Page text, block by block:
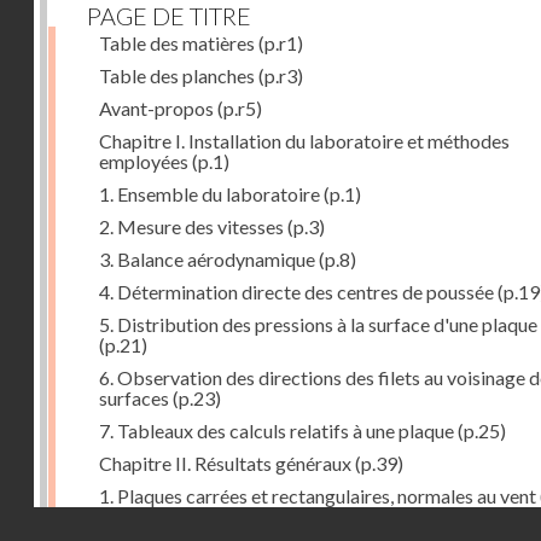
PAGE DE TITRE
Table des matières (p.r1)
Table des planches (p.r3)
Avant-propos (p.r5)
Chapitre I. Installation du laboratoire et méthodes
employées (p.1)
1. Ensemble du laboratoire(p.1)
2. Mesure des vitesses (p.3)
3. Balance aérodynamique(p.8)
4. Détermination directe des centres de poussée
5. Distribution des pressions à la surface d'une plaque
(p.21)
6. Observation des directions des filets au voisinage
surfaces (p.23)
7. Tableaux des calculs relatifs à une plaque(p.25)
Chapitre II. Résultats généraux(p.39)
1. Plaques carrées et rectangulaires, normales au vent